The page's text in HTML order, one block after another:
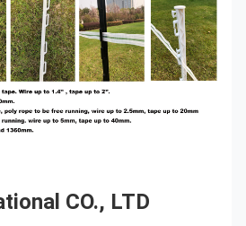
CO., LTD